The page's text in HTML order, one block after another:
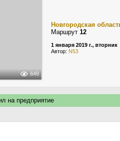
649
Новгородская
Маршрут 12
1 января 2019 г., вторник
Автор: N53
на предприятие